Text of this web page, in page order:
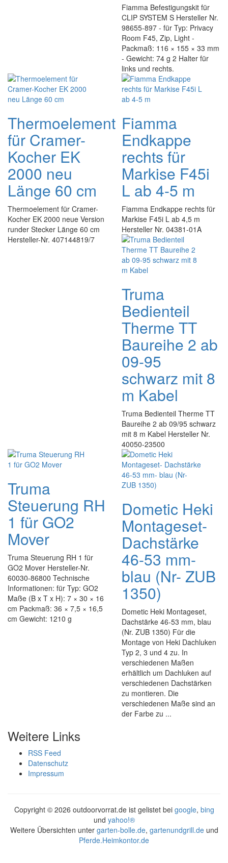
Fiamma Befestigungskit für
CLIP SYSTEM S Hersteller Nr.
98655-897 - für Typ: Privacy
Room F45, Zip, Light -
Packmaß: 116 × 155 × 33 mm
- Gewicht: 74 g 2 Halter für
links und rechts.
Thermoelement
für Cramer-
Kocher EK
2000 neu
Länge 60 cm
Thermoelement für Cramer-
Kocher EK 2000 neue Version
runder Stecker Länge 60 cm
Hersteller-Nr. 407144819/7
Fiamma
Endkappe
rechts für
Markise F45i
L ab 4-5 m
Fiamma Endkappe rechts für
Markise F45i L ab 4,5 m
Hersteller Nr. 04381-01A
Truma
Bedienteil
Therme TT
Baureihe 2 ab
09-95
schwarz mit 8
m Kabel
Truma Bedienteil Therme TT
Baureihe 2 ab 09/95 schwarz
mit 8 m Kabel Hersteller Nr.
40050-23500
Truma
Steuerung RH
1 für GO2
Mover
Truma Steuerung RH 1 für
GO2 Mover Hersteller-Nr.
60030-86800 Technische
Informationen: für Typ: GO2
Maße (B x T x H): 7 × 30 × 16
cm Packmaß: 36 × 7,5 × 16,5
cm Gewicht: 1210 g
Dometic Heki
Montageset-
Dachstärke
46-53 mm-
blau (Nr- ZUB
1350)
Dometic Heki Montageset,
Dachstärke 46-53 mm, blau
(Nr. ZUB 1350) Für die
Montage von Heki Dachluken
Typ 2, 3 und 4 zu. In
verschiedenen Maßen
erhältlich um Dachluken auf
verschiedenen Dachstärken
zu montieren. Die
verschiedenen Maße sind an
der Farbe zu ...
Weitere Links
RSS Feed
Datenschutz
Impressum
Copyright © 2026 outdoorvorrat.de ist gelistet bei google, bing
und yahoo!®
Weitere Übersichten unter garten-bolle.de, gartenundgrill.deund
Pferde.Heimkontor.de